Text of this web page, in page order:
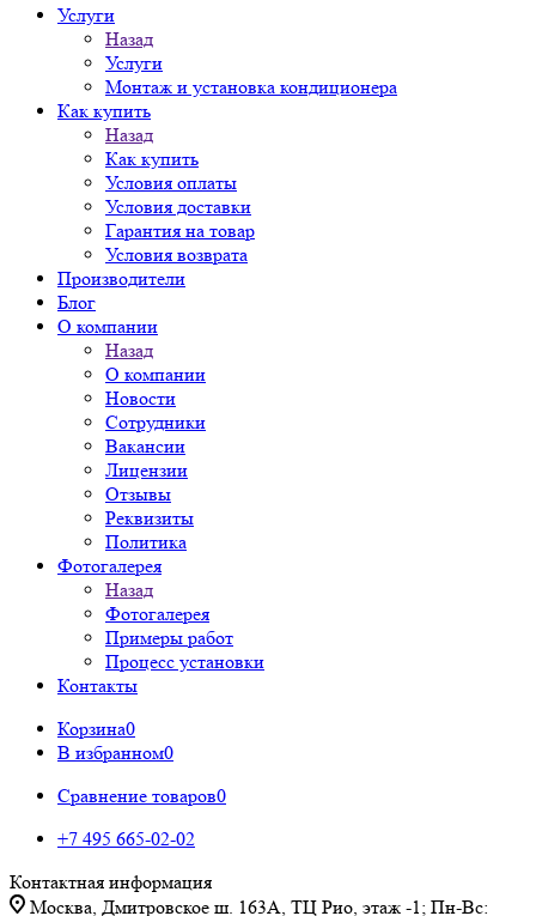
Услуги
Назад
Услуги
Монтаж и установка кондиционера
Как купить
Назад
Как купить
Условия оплаты
Условия доставки
Гарантия на товар
Условия возврата
Производители
Блог
О компании
Назад
О компании
Новости
Сотрудники
Вакансии
Лицензии
Отзывы
Реквизиты
Политика
Фотогалерея
Назад
Фотогалерея
Примеры работ
Процесс установки
Контакты
Корзина0
В избранном0
Сравнение товаров0
+7 495 665-02-02
Контактная информация
Москва, Дмитровское ш. 163А, ТЦ Рио, этаж -1; Пн-Вс: